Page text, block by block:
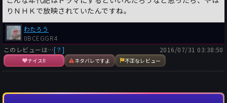
りＮＨＫで放映されていたんですね。
わたろう
0BCEGGR4
このレビューは…[？]
ナイス!! ネタバレですよ 不正なレビュー
2016/07/31 03:38:50